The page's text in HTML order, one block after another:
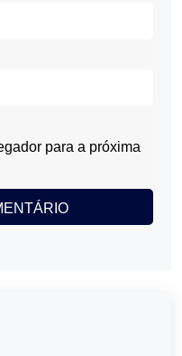
para a próxima